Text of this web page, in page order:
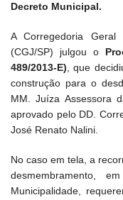
Decreto Municipal.
A Corregedoria
(CGJ/SP) julgou o
489/2013-E) , que
construção para o
MM. Juíza Assessora
aprovado pelo DD.
José Renato Nalini.
No caso em tela, a
desmembramento,
Municipalidade,